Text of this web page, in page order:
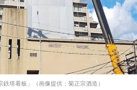
塔看板」（画像提供：菊正宗酒造）